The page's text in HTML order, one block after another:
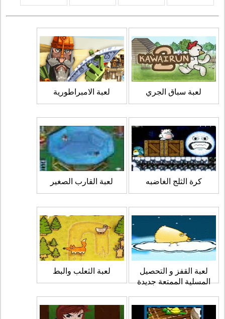
لعبة سباق الجري لعبة الامبراطورية
كرة الثلج الغاضبه لعبة القارب الصغير
لعبة القفز و التحصيل
المسلية الممتعة جديدة
لعبة الثعلب والبط